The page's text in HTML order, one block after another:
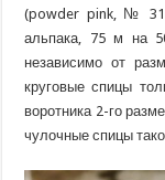
(powder pink, №
альпака, 75 м на
независимо от
круговые спицы
воротника 2-го
чулочные спицы